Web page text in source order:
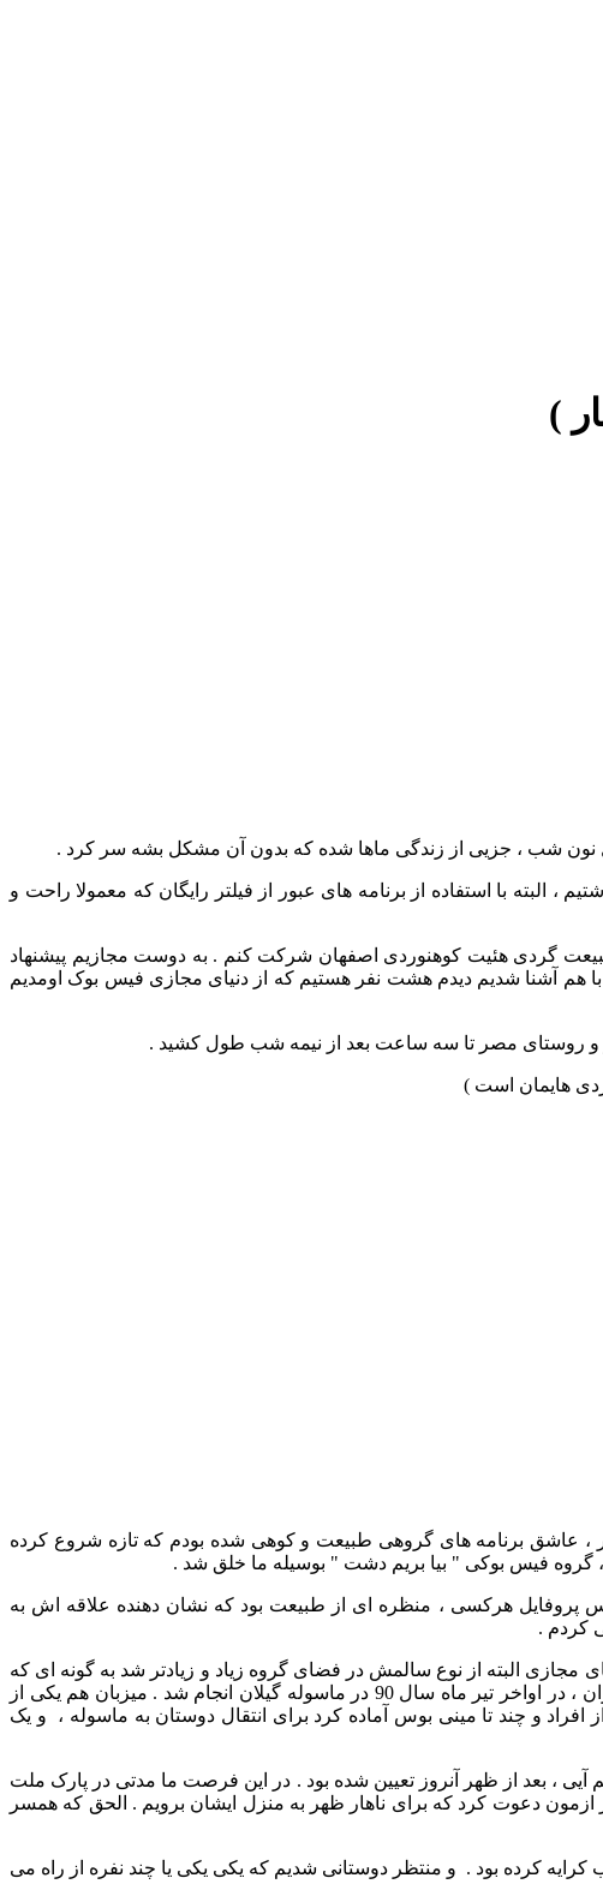
)
نون شب ، جزیی از زندگی ماها شده که بدون آن مشکل بشه سر کرد .
البته با استفاده از برنامه های عبور از فیلتر رایگان که معمولا راحت و
گردی هئیت کوهنوردی اصفهان شرکت کنم . به دوست مجازیم پیشنهاد
هم آشنا شدیم دیدم هشت نفر هستیم که از دنیای مجازی فیس بوک اومدیم
و روستای مصر تا سه ساعت بعد از نیمه شب طول کشید .
هایمان است )
، عاشق برنامه های گروهی طبیعت و کوهی شده بودم که تازه شروع کرده
، گروه فیس بوکی " بیا بریم دشت " بوسیله ما خلق شد .
پروفایل هرکسی ، منظره ای از طبیعت بود که نشان دهنده علاقه اش به
کردم .
البته از نوع سالمش در فضای گروه زیاد و زیادتر شد به گونه ای که
تنها چهار ماه بعد از تشکیل گروه بیا بریم دشت در فیس بوک اولین گردهم آیی سراسری این گروه به تعداد هفتاد نفر از سراسر ایران ، در اواخر تیر ماه سال 90 در ماسوله گیلان انجام شد . میزبان هم یکی از
و چند تا مینی بوس آماده کرد برای انتقال دوستان به ماسوله ، و یک
، بعد از ظهر آنروز تعیین شده بود . در این فرصت ما مدتی در پارک ملت
دعوت کرد که برای ناهار ظهر به منزل ایشان برویم . الحق که همسر
کرده بود . و منتظر دوستانی شدیم که یکی یکی یا چند نفره از راه می